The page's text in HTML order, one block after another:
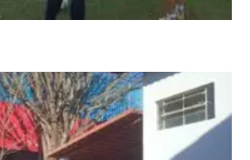
em escolas